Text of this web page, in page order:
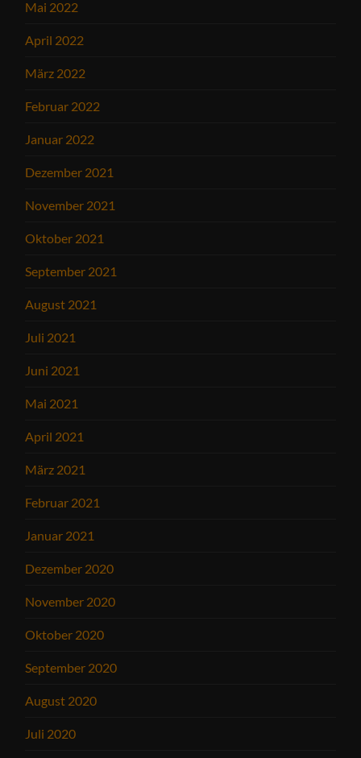
Mai 2022
April 2022
März 2022
Februar 2022
Januar 2022
Dezember 2021
November 2021
Oktober 2021
September 2021
August 2021
Juli 2021
Juni 2021
Mai 2021
April 2021
März 2021
Februar 2021
Januar 2021
Dezember 2020
November 2020
Oktober 2020
September 2020
August 2020
Juli 2020